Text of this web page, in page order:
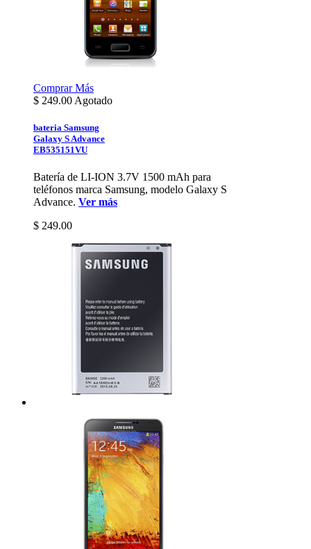
ComprarMás
$ 249.00 Agotado
bateria Samsung
Galaxy S Advance
EB535151VU
Batería de LI-ION 3.7V 1500 mAh para
teléfonos marca Samsung, modelo Galaxy S
Advance. Ver más
$ 249.00